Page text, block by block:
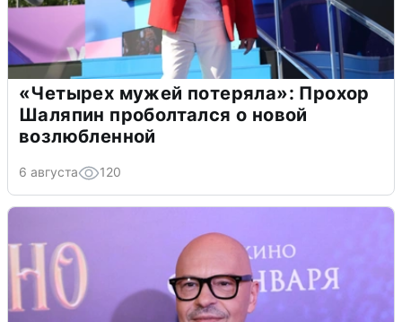
«Четырех мужей потеряла»: Прохор
Шаляпин проболтался о новой
возлюбленной
6 августа 120